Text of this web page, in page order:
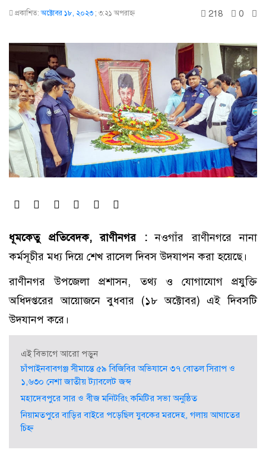
প্রকাশিত:অক্টোবর ১৮, ২০২৩ ; ৩:২১ অপরাহ্ণ 218 0
ধূমকেতু প্রতিবেদক, রাণীনগর :নওগাঁর রাণীনগরে নানা
কর্মসূচীর মধ্য দিয়ে শেখ রাসেল দিবস উদযাপন করা হয়েছে।
রাণীনগর উপজেলা প্রশাসন, তথ্য ও যোগাযোগ প্রযুক্তি
অধিদপ্তরের আয়োজনে বুধবার (১৮ অক্টোবর) এই দিবসটি
উদযানপ করে।
এই বিভাগে আরো পড়ুন
চাঁপাইনবাবগঞ্জ সীমান্তে ৫৯ বিজিবির অভিযানে ৩৭ বোতল সিরাপ ও
১,৬৩০ নেশা জাতীয় ট্যাবলেট জব্দ
মহাদেবপুরে সার ও বীজ মনিটরিং কমিটির সভা অনুষ্ঠিত
নিয়ামতপুরে বাড়ির বাইরে পড়েছিল যুবকের মরদেহ, গলায় আঘাতের
চিহ্ন